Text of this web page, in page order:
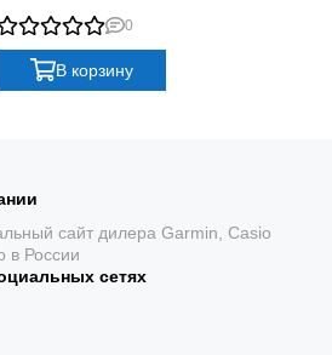
0
В корзину
сайт дилера Garmin, Casio
в России
сетях